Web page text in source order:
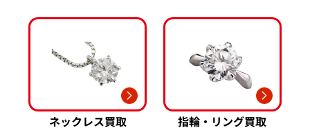
ネックレス買取 指輪・リング買取